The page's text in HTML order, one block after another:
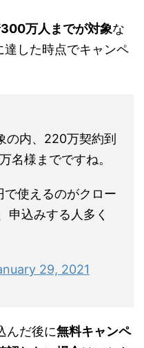
万人までが対象な
した時点でキャンペ
の内、220万契約到
名様までですね。
使えるのがクロー
申込みする人多く
29, 2021
んだ後に無料キャンペ